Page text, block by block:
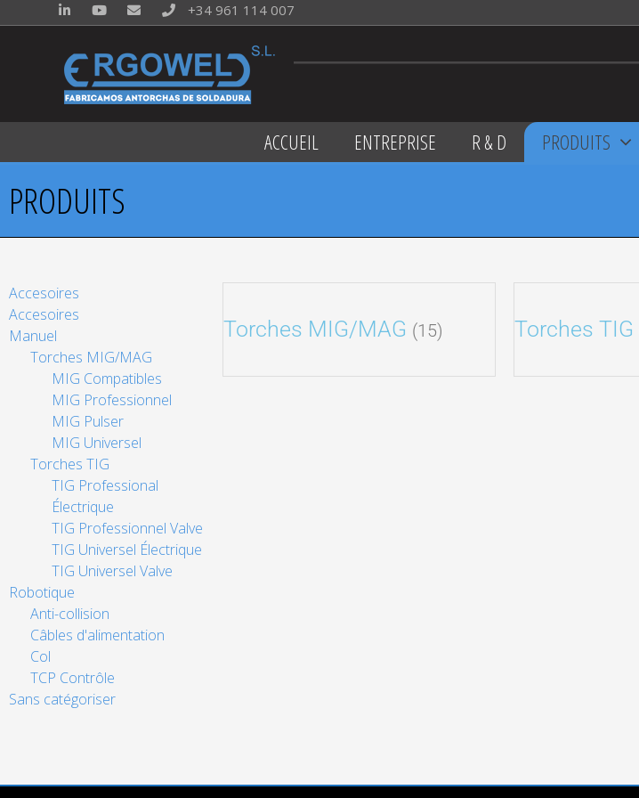
+34 961 114 007
ACCUEIL ENTREPRISE R & D PRODUITS
PRODUITS
Accesoires
Accesoires
Manuel
Torches MIG/MAG
MIG Compatibles
MIG Professionnel
MIG Pulser
MIG Universel
Torches TIG
TIG Professional
Électrique
TIG Professionnel Valve
TIG Universel Électrique
TIG Universel Valve
Robotique
Anti-collision
Câbles d'alimentation
Col
TCP Contrôle
Sans catégoriser
Torches MIG/MAG (15) Torches TIG